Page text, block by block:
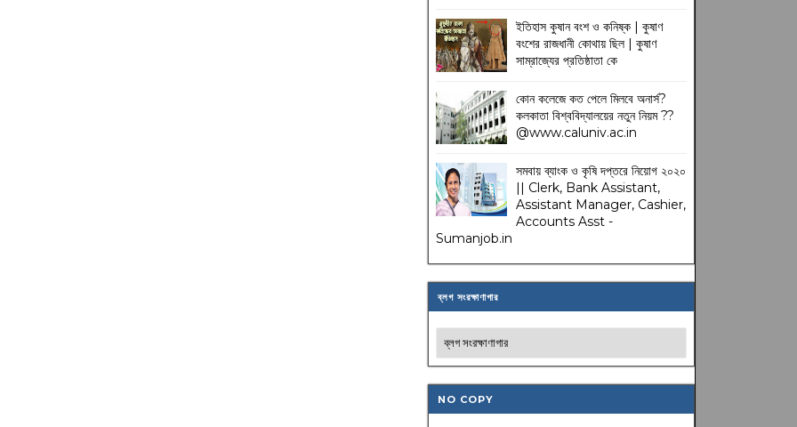
ইতিহাস কুষান বংশ ও কনিষ্ক | কুষাণ
বংশের রাজধানী কোথায় ছিল | কুষাণ
সাম্রাজ্যের প্রতিষ্ঠাতা কে
কোন কলেজে কত পেলে মিলবে অনার্স?
কলকাতা বিশ্ববিদ্যালয়ের নতুন নিয়ম??
@www.caluniv.ac.in
সমবায় ব্যাংক ও কৃষি দপ্তরে নিয়োগ ২০২০
|| Clerk, Bank Assistant,
Assistant Manager, Cashier,
Accounts Asst -
Sumanjob.in
ব্লগ সংরক্ষাণাগার
NO COPY